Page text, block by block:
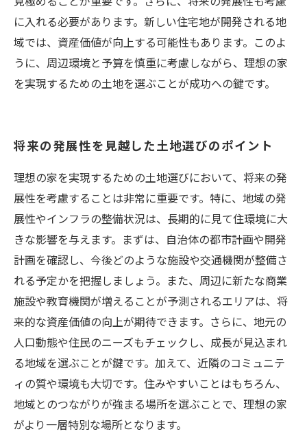
に入れる必要があります。新しい住宅地が開発される地
域では、資産価値が向上する可能性もあります。このよ
うに、周辺環境と予算を慎重に考慮しながら、理想の家
を実現するための土地を選ぶことが成功への鍵です。
将来の発展性を見越した土地選びのポイント
理想の家を実現するための土地選びにおいて、将来の発
展性を考慮することは非常に重要です。特に、地域の発
展性やインフラの整備状況は、長期的に見て住環境に大
きな影響を与えます。まずは、自治体の都市計画や開発
計画を確認し、今後どのような施設や交通機関が整備さ
れる予定かを把握しましょう。また、周辺に新たな商業
施設や教育機関が増えることが予測されるエリアは、将
来的な資産価値の向上が期待できます。さらに、地元の
人口動態や住民のニーズもチェックし、成長が見込まれ
る地域を選ぶことが鍵です。加えて、近隣のコミュニテ
ィの質や環境も大切です。住みやすいことはもちろん、
地域とのつながりが強まる場所を選ぶことで、理想の家
がより一層特別な場所となります。